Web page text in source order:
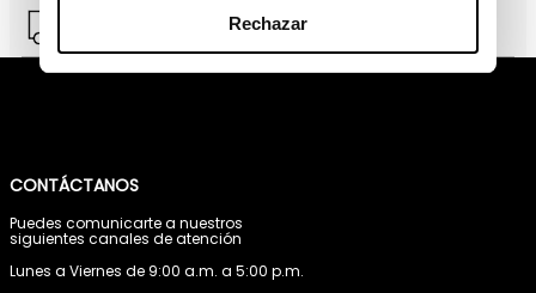
Rechazar
Envío a Lima y a provincias.
CONTÁCTANOS
Puedes comunicarte a nuestros
siguientes canales de atención
Lunes a Viernes de 9:00 a.m. a 5:00 p.m.